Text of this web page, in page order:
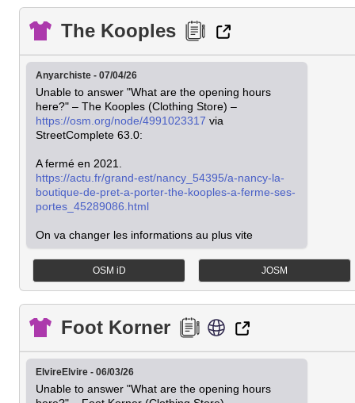
The Kooples
Anyarchiste - 07/04/26
Unable to answer "What are the opening hours
https://osm.org/node/4991023317 via
StreetComplete 63.0:
https://actu.fr/grand-est/nancy_54395/a-nancy-la-
boutique-de-pret-a-porter-the-kooples-a-ferme-ses-
portes_45289086.html
On va changer les informations au plus vite
OSM iD JOSM
Foot Korner
ElvireElvire - 06/03/26
Unable to answer "What are the opening hours